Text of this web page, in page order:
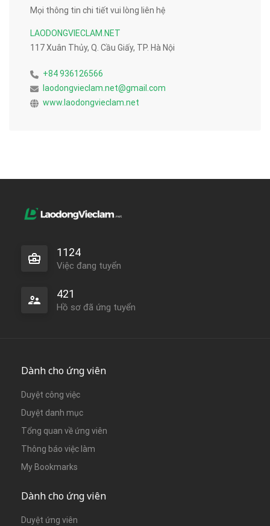
Mọi thông tin chi tiết vui lòng liên hệ
LAODONGVIECLAM.NET
117 Xuân Thủy, Q. Cầu Giấy, TP. Hà Nội
+84 936126566
laodongvieclam.net@gmail.com
www.laodongvieclam.net
1124
Việc đang tuyển
421
Hồ sơ đã ứng tuyển
Dành cho ứng viên
Duyệt công việc
Duyệt danh mục
Tổng quan về ứng viên
Thông báo việc làm
My Bookmarks
Dành cho ứng viên
Duyệt ứng viên